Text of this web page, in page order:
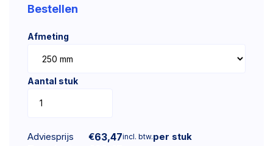
Bestellen
Afmeting
Aantal stuk
Adviesprijs €63,47incl. btw.per stuk